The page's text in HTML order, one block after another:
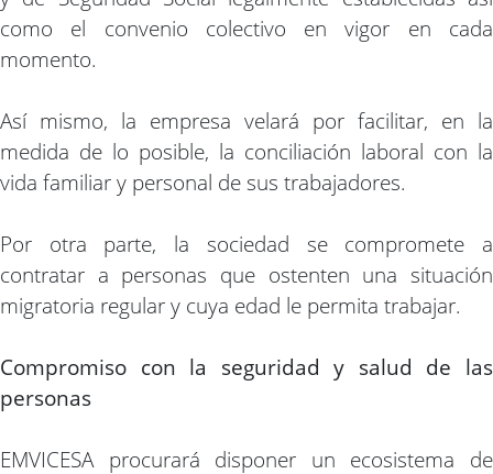
como el convenio colectivo en vigor en cada
momento.
Así mismo, la empresa velará por facilitar, en la
medida de lo posible, la conciliación laboral con la
vida familiar y personal de sus trabajadores.
Por otra parte, la sociedad se compromete a
contratar a personas que ostenten una situación
migratoria regular y cuya edad le permita trabajar.
Compromiso con la seguridad y salud de las
personas
EMVICESA procurará disponer un ecosistema de